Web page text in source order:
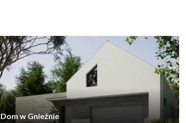
Dom w Gnieźnie